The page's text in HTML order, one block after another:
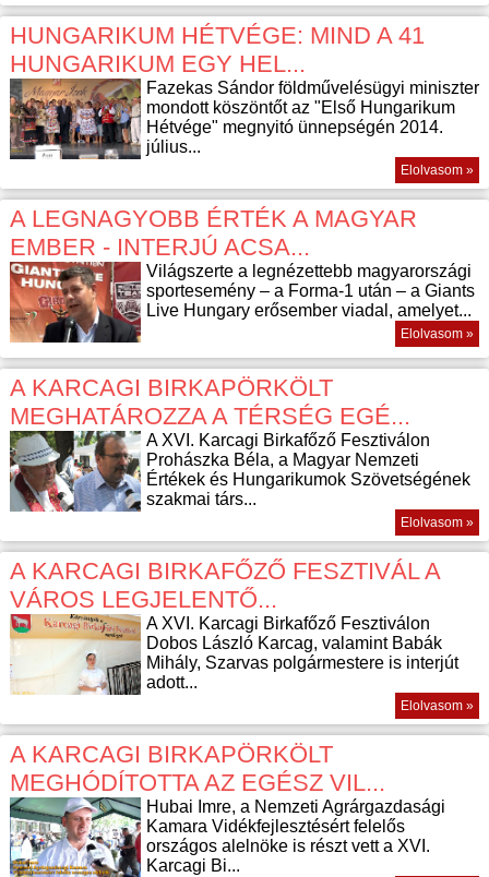
HUNGARIKUM HÉTVÉGE: MIND A 41
HUNGARIKUM EGY HEL...
Fazekas Sándor földművelésügyi miniszter
mondott köszöntőt az "Első Hungarikum
Hétvége" megnyitó ünnepségén 2014.
július...
Elolvasom »
A LEGNAGYOBB ÉRTÉK A MAGYAR
EMBER - INTERJÚ ACSA...
Világszerte a legnézettebb magyarországi
sportesemény – a Forma-1 után – a Giants
Live Hungary erősember viadal, amelyet...
Elolvasom »
A KARCAGI BIRKAPÖRKÖLT
MEGHATÁROZZA A TÉRSÉG EGÉ...
A XVI. Karcagi Birkafőző Fesztiválon
Prohászka Béla, a Magyar Nemzeti
Értékek és Hungarikumok Szövetségének
szakmai társ...
Elolvasom »
A KARCAGI BIRKAFŐZŐ FESZTIVÁL A
VÁROS LEGJELENTŐ...
A XVI. Karcagi Birkafőző Fesztiválon
Dobos László Karcag, valamint Babák
Mihály, Szarvas polgármestere is interjút
adott...
Elolvasom »
A KARCAGI BIRKAPÖRKÖLT
MEGHÓDÍTOTTA AZ EGÉSZ VIL...
Hubai Imre, a Nemzeti Agrárgazdasági
Kamara Vidékfejlesztésért felelős
országos alelnöke is részt vett a XVI.
Karcagi Bi...